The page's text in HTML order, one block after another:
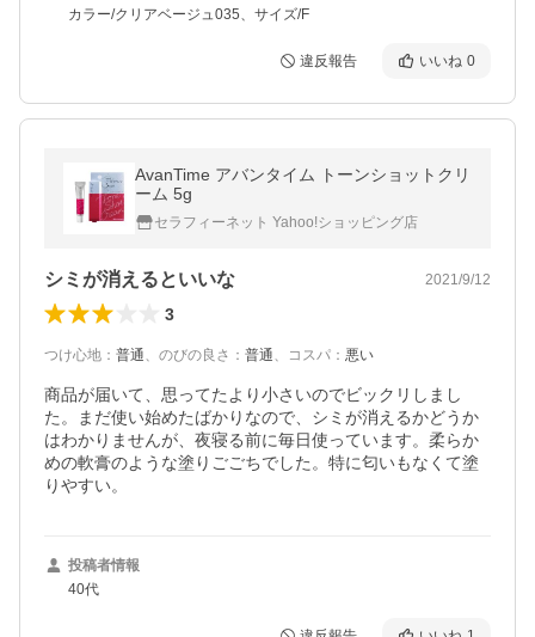
カラー/クリアベージュ035、サイズ/F
違反報告 いいね 0
AvanTime アバンタイム トーンショットクリ
ーム 5g
セラフィーネット Yahoo!ショッピング店
シミが消えるといいな 2021/9/12
3
つけ心地 ： 普通、 のびの良さ ： 普通、 コスパ ： 悪い
商品が届いて、思ってたより小さいのでビックリしまし
た。まだ使い始めたばかりなので、シミが消えるかどうか
はわかりませんが、夜寝る前に毎日使っています。柔らか
めの軟膏のような塗りごごちでした。特に匂いもなくて塗
りやすい。
投稿者情報
40代